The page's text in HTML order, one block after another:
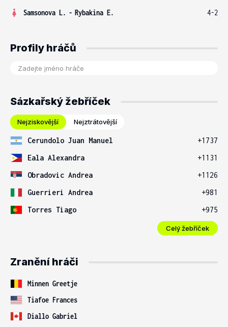
Samsonova L. - Rybakina E. 4-2
Profily hráčů
Sázkařský žebříček
Nejziskovější Nejztrátovější
Cerundolo Juan Manuel
+1737
Eala Alexandra
+1131
Obradovic Andrea
+1126
Guerrieri Andrea
+981
Torres Tiago
+975
Celý žebříček
Zranění hráči
Minnen Greetje
Tiafoe Frances
Diallo Gabriel